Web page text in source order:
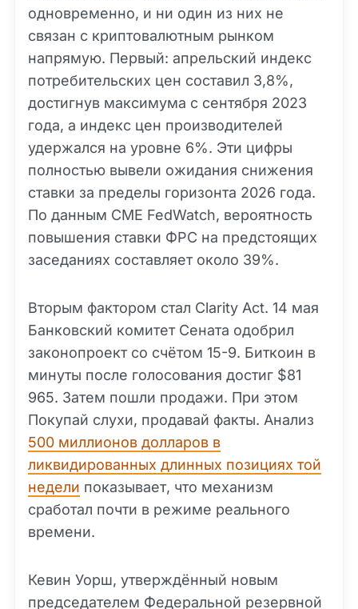
одновременно, и ни один из них не
связан с криптовалютным рынком
напрямую. Первый: апрельский индекс
потребительских цен составил 3,8%,
достигнув максимума с сентября 2023
года, а индекс цен производителей
удержался на уровне 6%. Эти цифры
полностью вывели ожидания снижения
ставки за пределы горизонта 2026 года.
По данным CME FedWatch, вероятность
повышения ставки ФРС на предстоящих
заседаниях составляет около 39%.
Вторым фактором стал Clarity Act. 14 мая
Банковский комитет Сената одобрил
законопроект со счётом 15-9. Биткоин в
минуты после голосования достиг $81
965. Затем пошли продажи. При этом
Покупай слухи, продавай факты. Анализ
500 миллионов долларов в
ликвидированных длинных позициях той
недели показывает, что механизм
сработал почти в режиме реального
времени.
Кевин Уорш, утверждённый новым
председателем Федеральной резервной